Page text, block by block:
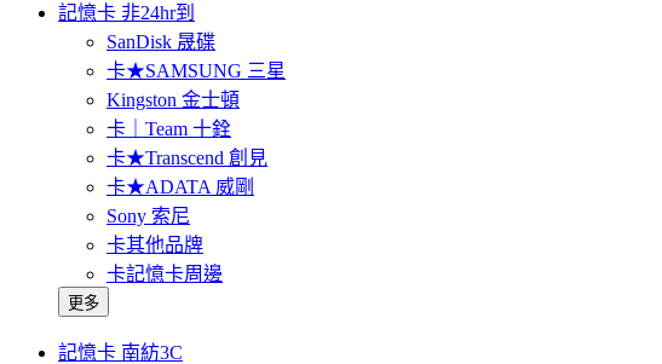
記憶卡 非24hr到
SanDisk 晟碟
卡★SAMSUNG 三星
Kingston 金士頓
卡｜Team 十銓
卡★Transcend 創見
卡★ADATA 威剛
Sony 索尼
卡其他品牌
卡記憶卡周邊
更多
記憶卡 南紡3C